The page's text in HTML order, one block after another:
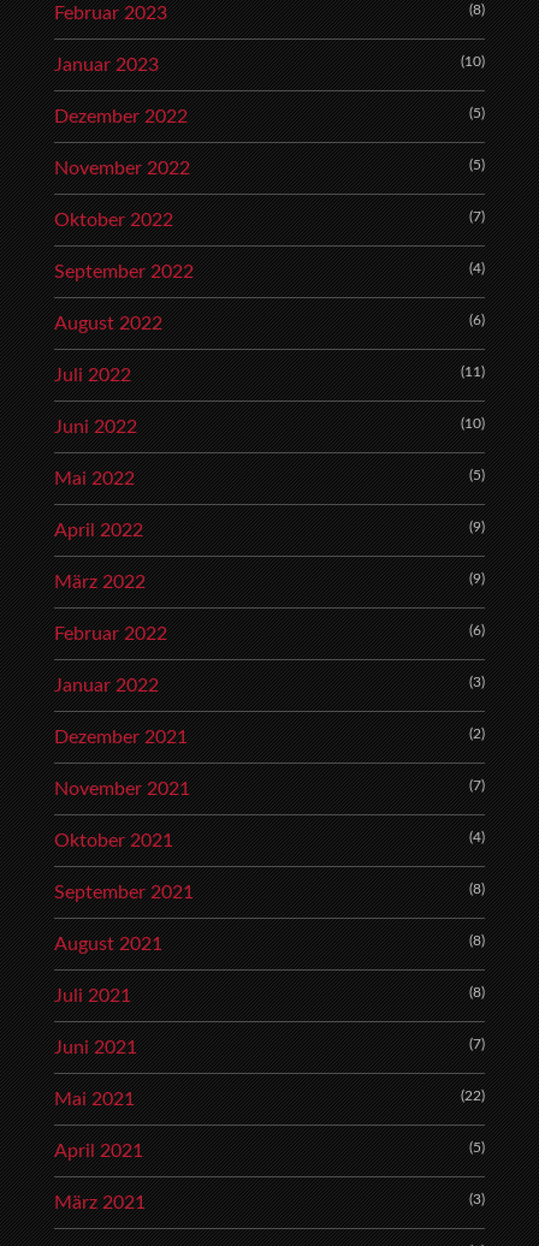
Februar 2023 (8)
Januar 2023 (10)
Dezember 2022 (5)
November 2022 (5)
Oktober 2022 (7)
September 2022 (4)
August 2022 (6)
Juli 2022 (11)
Juni 2022 (10)
Mai 2022 (5)
April 2022 (9)
März 2022 (9)
Februar 2022 (6)
Januar 2022 (3)
Dezember 2021 (2)
November 2021 (7)
Oktober 2021 (4)
September 2021 (8)
August 2021 (8)
Juli 2021 (8)
Juni 2021 (7)
Mai 2021 (22)
April 2021 (5)
März 2021 (3)